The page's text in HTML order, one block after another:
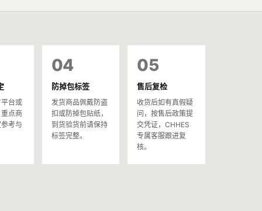
台或
点商
考与
04
防掉包标签
发货商品佩戴防盗
扣或防掉包贴纸，
到货验货前请保持
标签完整。
05
售后复检
收货后如有真假疑
问，按售后政策提
交凭证，CHHES
专属客服跟进复
核。